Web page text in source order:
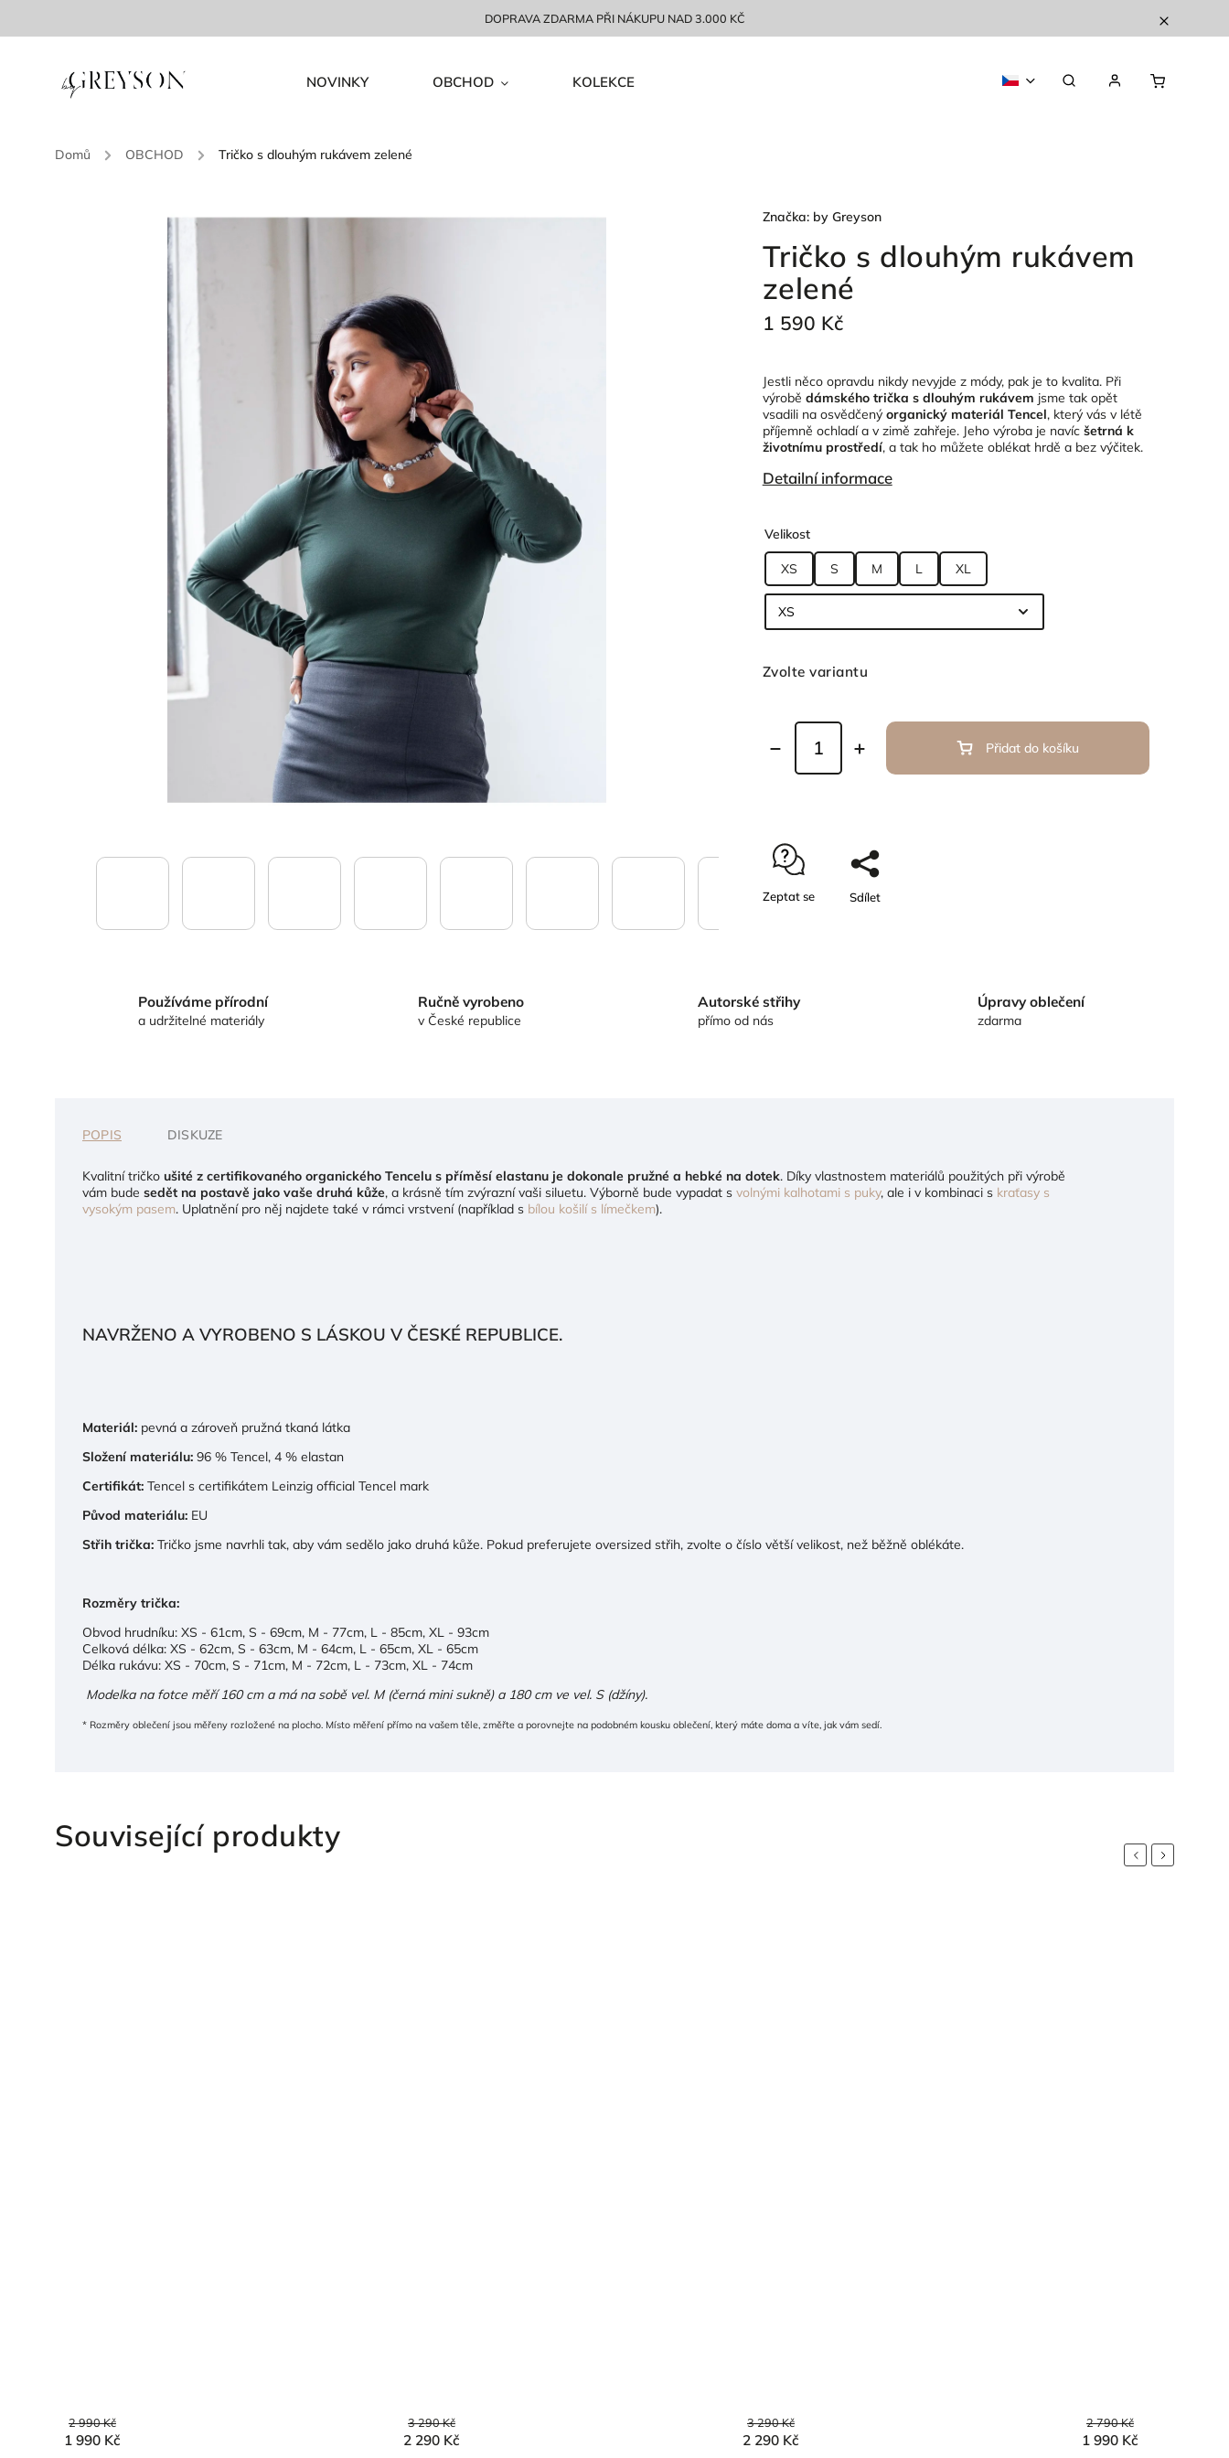
DOPRAVA ZDARMA PŘI NÁKUPU NAD 3.000 KČ
NOVINKY OBCHOD KOLEKCE
Domů / OBCHOD / Tričko s dlouhým rukávem zelené
Tričko s dlouhým rukávem
zelené
1 590 Kč
Jestli něco opravdu nikdy nevyjde z módy, pak je to kvalita. Při
výrobě dámského trička s dlouhým rukávem jsme tak opět
vsadili na osvědčený organický materiál Tencel, který vás v létě
příjemně ochladí a v zimě zahřeje. Jeho výroba je navíc šetrná k
životnímu prostředí, a tak ho můžete oblékat hrdě a bez výčitek.
Detailní informace
Značka: by Greyson
Velikost
XS S M L XL
Zvolte variantu
Přidat do košíku
Zeptat se Sdílet
Používáme přírodní
a udržitelné materiály
Ručně vyrobeno
v České republice
Autorské střihy
přímo od nás
Úpravy oblečení
zdarma
POPIS DISKUZE
Kvalitní tričko ušité z certifikovaného organického Tencelu s příměsí elastanu je dokonale pružné a hebké na dotek. Díky vlastnostem materiálů použitých při výrobě
vám bude sedět na postavě jako vaše druhá kůže, a krásně tím zvýrazní vaši siluetu. Výborně bude vypadat s volnými kalhotami s puky, ale i v kombinaci s kraťasy s
vysokým pasem. Uplatnění pro něj najdete také v rámci vrstvení (například s bílou košilí s límečkem).
NAVRŽENO A VYROBENO S LÁSKOU V ČESKÉ REPUBLICE.
Materiál: pevná a zároveň pružná tkaná látka
Složení materiálu: 96 % Tencel, 4 % elastan
Certifikát: Tencel s certifikátem Leinzig official Tencel mark
Původ materiálu: EU
Střih trička: Tričko jsme navrhli tak, aby vám sedělo jako druhá kůže. Pokud preferujete oversized střih, zvolte o číslo větší velikost, než běžně oblékáte.
Rozměry trička:
Obvod hrudníku: XS - 61cm, S - 69cm, M - 77cm, L - 85cm, XL - 93cm
Celková délka: XS - 62cm, S - 63cm, M - 64cm, L - 65cm, XL - 65cm
Délka rukávu: XS - 70cm, S - 71cm, M - 72cm, L - 73cm, XL - 74cm
Modelka na fotce měří 160 cm a má na sobě vel. M (černá mini sukně) a 180 cm ve vel. S (džíny).
* Rozměry oblečení jsou měřeny rozložené na plocho. Místo měření přímo na vašem těle, změřte a porovnejte na podobném kousku oblečení, který máte doma a víte, jak vám sedí.
Související produkty
Previous
2 990 Kč
1 990 Kč
3 290 Kč
2 290 Kč
3 290 Kč
2 290 Kč
2 790 Kč
1 990 Kč
Next